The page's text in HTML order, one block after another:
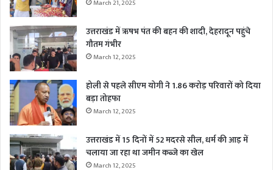
March 21, 2025
उत्तराखंड में ऋषभ पंत की बहन की शादी, देहरादून पहुंचे
गौतम गंभीर
March 12, 2025
होली से पहले सीएम योगी ने 1.86 करोड़ परिवारों को दिया
बड़ा तोहफा
March 12, 2025
उत्तराखंड में 15 दिनों में 52 मदरसे सील, धर्म की आड़ में
चलाया जा रहा था जमीन कब्जे का खेल
March 12, 2025